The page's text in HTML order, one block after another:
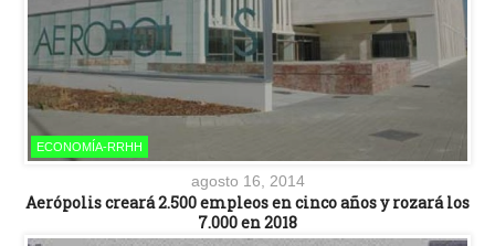
ECONOMÍA-RRHH
agosto 16, 2014
Aerópolis creará 2.500 empleos en cinco años y rozará los
7.000 en 2018